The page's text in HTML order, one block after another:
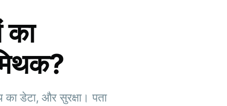
डेटा, और सुरक्षा। पता